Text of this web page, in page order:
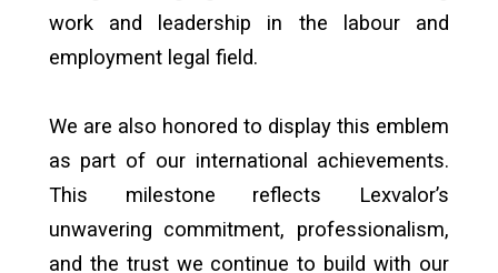
work and leadership in the labour and
employment legal field.
We are also honored to display this emblem
as part of our international achievements.
This milestone reflects Lexvalor’s
unwavering commitment, professionalism,
and the trust we continue to build with our